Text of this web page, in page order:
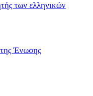
των ελληνικών
Ένωσης